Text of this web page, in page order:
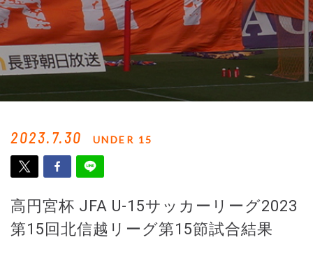
2023.7.30 UNDER 15
高円宮杯 JFA U-15サッカーリーグ2023
第15回北信越リーグ第15節試合結果